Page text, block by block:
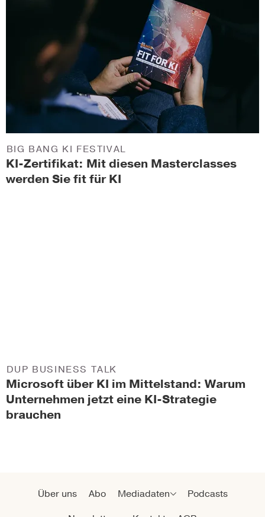
KI-Zertifikat: Mit diesen Masterclasses
werden Sie fit für KI
BIG BANG KI FESTIVAL
Microsoft über KI im Mittelstand: Warum
Unternehmen jetzt eine KI-Strategie
brauchen
DUP BUSINESS TALK
Über uns Abo Mediadaten
Podcasts